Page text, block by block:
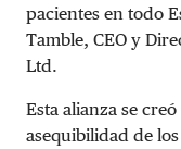
pacientes en todo
Tamble, CEO y
Ltd.
Esta alianza se
asequibilidad de